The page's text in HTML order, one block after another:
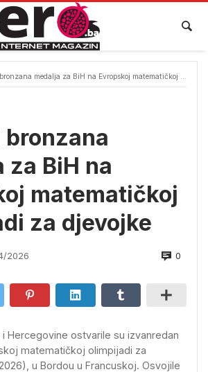
medalja za BiH na Evropskoj matematičkoj olimpijadi za djevojke
za BiH na
matematičkoj
za djevojke
2026 0
Hercegovine ostvarile su izvanredan
matematičkoj olimpijadi za
u Bordou u Francuskoj. Osvojile